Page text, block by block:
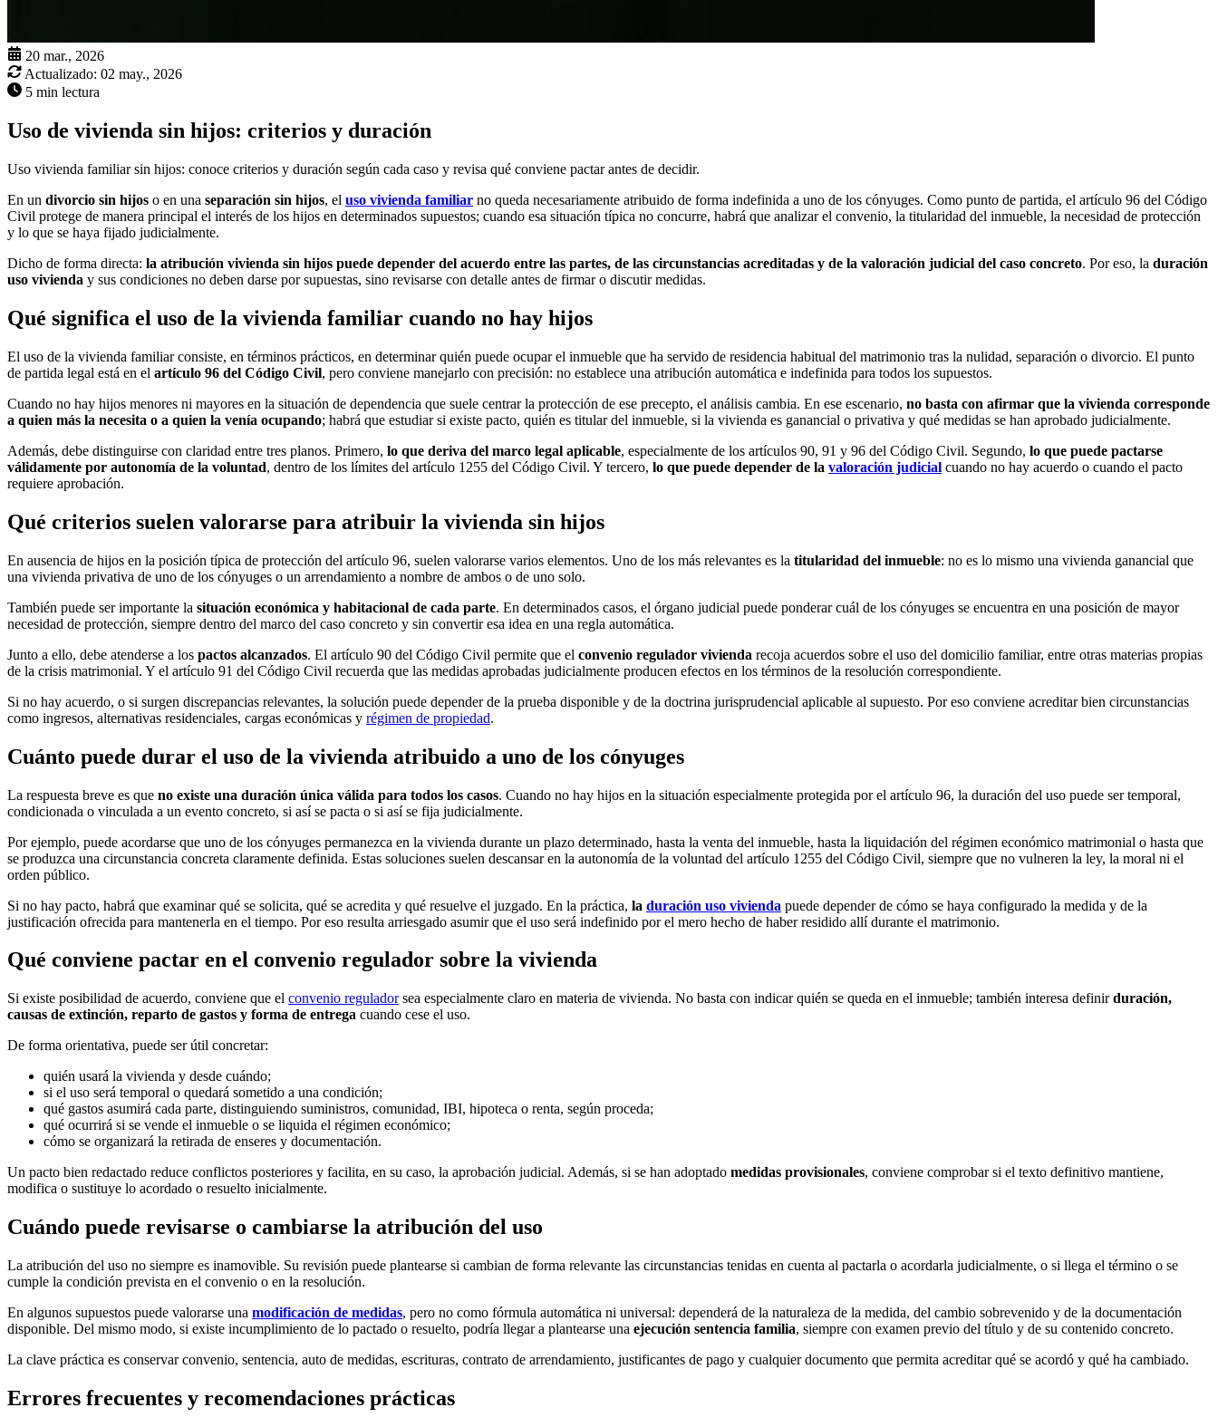
20 mar., 2026
Actualizado: 02 may., 2026
5 min lectura
Uso de vivienda sin hijos: criterios y duración
Uso vivienda familiar sin hijos: conoce criterios y duración según cada caso y revisa qué conviene pactar antes de decidir.
En un divorcio sin hijos o en una separación sin hijos, el uso vivienda familiar no queda necesariamente atribuido de forma indefinida a uno de los cónyuges. Como punto de partida, el artículo 96 del Código
Civil protege de manera principal el interés de los hijos en determinados supuestos; cuando esa situación típica no concurre, habrá que analizar el convenio, la titularidad del inmueble, la necesidad de protección
y lo que se haya fijado judicialmente.
Dicho de forma directa: la atribución vivienda sin hijos puede depender del acuerdo entre las partes, de las circunstancias acreditadas y de la valoración judicial del caso concreto. Por eso, la duración
uso vivienda y sus condiciones no deben darse por supuestas, sino revisarse con detalle antes de firmar o discutir medidas.
Qué significa el uso de la vivienda familiar cuando no hay hijos
El uso de la vivienda familiar consiste, en términos prácticos, en determinar quién puede ocupar el inmueble que ha servido de residencia habitual del matrimonio tras la nulidad, separación o divorcio. El punto
de partida legal está en el artículo 96 del Código Civil, pero conviene manejarlo con precisión: no establece una atribución automática e indefinida para todos los supuestos.
Cuando no hay hijos menores ni mayores en la situación de dependencia que suele centrar la protección de ese precepto, el análisis cambia. En ese escenario, no basta con afirmar que la vivienda corresponde
a quien más la necesita o a quien la venía ocupando; habrá que estudiar si existe pacto, quién es titular del inmueble, si la vivienda es ganancial o privativa y qué medidas se han aprobado judicialmente.
Además, debe distinguirse con claridad entre tres planos. Primero, lo que deriva del marco legal aplicable, especialmente de los artículos 90, 91 y 96 del Código Civil. Segundo, lo que puede pactarse
válidamente por autonomía de la voluntad, dentro de los límites del artículo 1255 del Código Civil. Y tercero, lo que puede depender de la valoración judicial cuando no hay acuerdo o cuando el pacto
requiere aprobación.
Qué criterios suelen valorarse para atribuir la vivienda sin hijos
En ausencia de hijos en la posición típica de protección del artículo 96, suelen valorarse varios elementos. Uno de los más relevantes es la titularidad del inmueble: no es lo mismo una vivienda ganancial que
una vivienda privativa de uno de los cónyuges o un arrendamiento a nombre de ambos o de uno solo.
También puede ser importante la situación económica y habitacional de cada parte. En determinados casos, el órgano judicial puede ponderar cuál de los cónyuges se encuentra en una posición de mayor
necesidad de protección, siempre dentro del marco del caso concreto y sin convertir esa idea en una regla automática.
Junto a ello, debe atenderse a los pactos alcanzados. El artículo 90 del Código Civil permite que el convenio regulador vivienda recoja acuerdos sobre el uso del domicilio familiar, entre otras materias propias
de la crisis matrimonial. Y el artículo 91 del Código Civil recuerda que las medidas aprobadas judicialmente producen efectos en los términos de la resolución correspondiente.
Si no hay acuerdo, o si surgen discrepancias relevantes, la solución puede depender de la prueba disponible y de la doctrina jurisprudencial aplicable al supuesto. Por eso conviene acreditar bien circunstancias
como ingresos, alternativas residenciales, cargas económicas y régimen de propiedad.
Cuánto puede durar el uso de la vivienda atribuido a uno de los cónyuges
La respuesta breve es que no existe una duración única válida para todos los casos. Cuando no hay hijos en la situación especialmente protegida por el artículo 96, la duración del uso puede ser temporal,
condicionada o vinculada a un evento concreto, si así se pacta o si así se fija judicialmente.
Por ejemplo, puede acordarse que uno de los cónyuges permanezca en la vivienda durante un plazo determinado, hasta la venta del inmueble, hasta la liquidación del régimen económico matrimonial o hasta que
se produzca una circunstancia concreta claramente definida. Estas soluciones suelen descansar en la autonomía de la voluntad del artículo 1255 del Código Civil, siempre que no vulneren la ley, la moral ni el
orden público.
Si no hay pacto, habrá que examinar qué se solicita, qué se acredita y qué resuelve el juzgado. En la práctica, la duración uso vivienda puede depender de cómo se haya configurado la medida y de la
justificación ofrecida para mantenerla en el tiempo. Por eso resulta arriesgado asumir que el uso será indefinido por el mero hecho de haber residido allí durante el matrimonio.
Qué conviene pactar en el convenio regulador sobre la vivienda
Si existe posibilidad de acuerdo, conviene que el convenio reguladorsea especialmente claro en materia de vivienda. No basta con indicar quién se queda en el inmueble; también interesa definirduración,
causas de extinción, reparto de gastos y forma de entrega cuando cese el uso.
De forma orientativa, puede ser útil concretar:
quién usará la vivienda y desde cuándo;
si el uso será temporal o quedará sometido a una condición;
qué gastos asumirá cada parte, distinguiendo suministros, comunidad, IBI, hipoteca o renta, según proceda;
qué ocurrirá si se vende el inmueble o se liquida el régimen económico;
cómo se organizará la retirada de enseres y documentación.
Un pacto bien redactado reduce conflictos posteriores y facilita, en su caso, la aprobación judicial. Además, si se han adoptado medidas provisionales, conviene comprobar si el texto definitivo mantiene,
modifica o sustituye lo acordado o resuelto inicialmente.
Cuándo puede revisarse o cambiarse la atribución del uso
La atribución del uso no siempre es inamovible. Su revisión puede plantearse si cambian de forma relevante las circunstancias tenidas en cuenta al pactarla o acordarla judicialmente, o si llega el término o se
cumple la condición prevista en el convenio o en la resolución.
En algunos supuestos puede valorarse una modificación de medidas, pero no como fórmula automática ni universal: dependerá de la naturaleza de la medida, del cambio sobrevenido y de la documentación
disponible. Del mismo modo, si existe incumplimiento de lo pactado o resuelto, podría llegar a plantearse una ejecución sentencia familia, siempre con examen previo del título y de su contenido concreto.
La clave práctica es conservar convenio, sentencia, auto de medidas, escrituras, contrato de arrendamiento, justificantes de pago y cualquier documento que permita acreditar qué se acordó y qué ha cambiado.
Errores frecuentes y recomendaciones prácticas